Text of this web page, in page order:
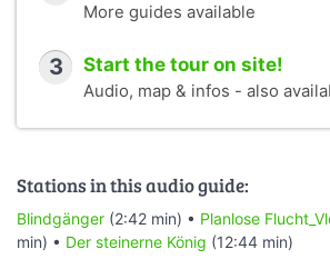
More guides available
3 Start the tour on site!
Audio, map & infos - also
Stations in this audio guide:
Blindgänger (2:42 min) • Planlose
min) • Der steinerne König (12:44 min)